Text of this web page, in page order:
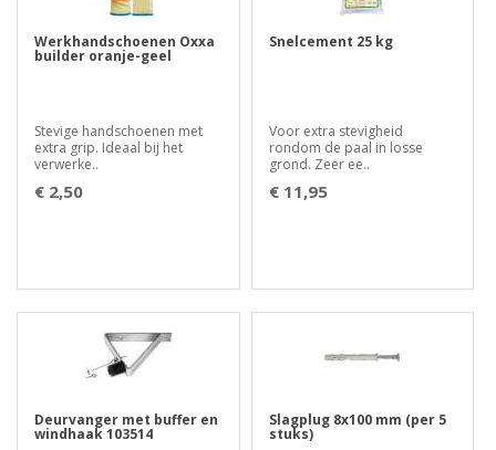
Werkhandschoenen Oxxa
builder oranje-geel
Stevige handschoenen met
extra grip. Ideaal bij het
verwerke..
€ 2,50
Snelcement 25 kg
Voor extra stevigheid
rondom de paal in losse
grond. Zeer ee..
€ 11,95
Deurvanger met buffer en
windhaak 103514
Slagplug 8x100 mm (per 5
stuks)